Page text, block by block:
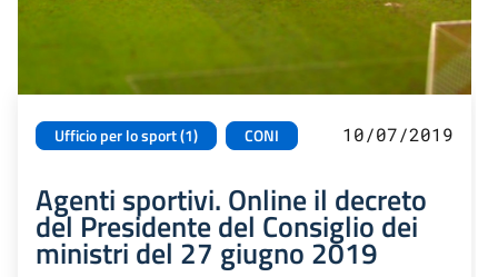
Ufficio per lo sport (1) CONI 10/07/2019
Agenti sportivi. Online il decreto
del Presidente del Consiglio dei
ministri del 27 giugno 2019